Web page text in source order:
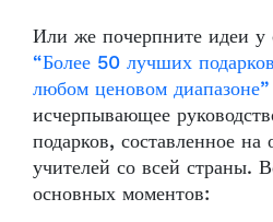
Или же почерпните идеи у
“Более 50 лучших
любом ценовом диапазоне”
исчерпывающее
подарков, составленное
учителей со всей страны.
основных моментов: